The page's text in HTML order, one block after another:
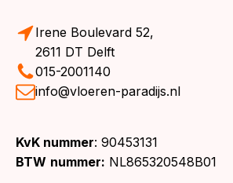
Irene Boulevard 52,
2611 DT Delft
015-2001140
info@vloeren-paradijs.nl
KvK nummer: 90453131
BTW nummer: NL865320548B01